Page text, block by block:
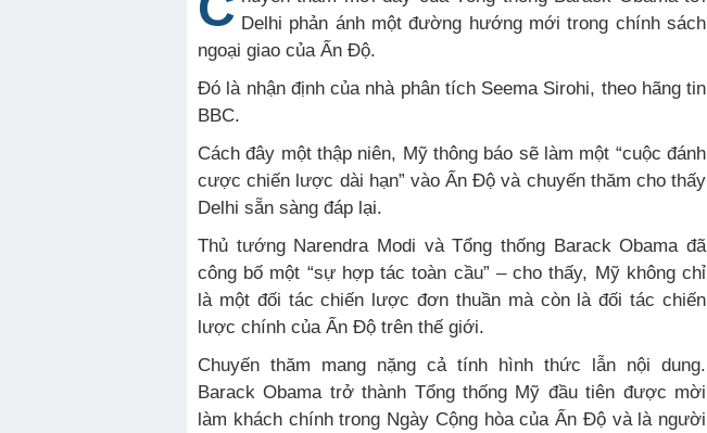
Delhi phản ánh một đường hướng mới trong chính sách
ngoại giao của Ấn Độ.
Đó là nhận định của nhà phân tích Seema Sirohi, theo hãng tin
BBC.
Cách đây một thập niên, Mỹ thông báo sẽ làm một “cuộc đánh
cược chiến lược dài hạn” vào Ấn Độ và chuyến thăm cho thấy
Delhi sẵn sàng đáp lại.
Thủ tướng Narendra Modi và Tổng thống Barack Obama đã
công bố một “sự hợp tác toàn cầu” – cho thấy, Mỹ không chỉ
là một đối tác chiến lược đơn thuần mà còn là đối tác chiến
lược chính của Ấn Độ trên thế giới.
Chuyến thăm mang nặng cả tính hình thức lẫn nội dung.
Barack Obama trở thành Tổng thống Mỹ đầu tiên được mời
làm khách chính trong Ngày Cộng hòa của Ấn Độ và là người